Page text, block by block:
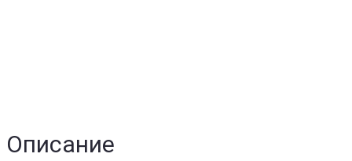
Описание